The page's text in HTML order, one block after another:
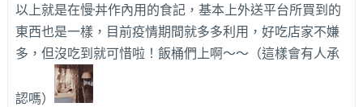
以上就是在慢·丼作內用的食記，基本上外送平台所買到的
東西也是一樣，目前疫情期間就多多利用，好吃店家不嫌
多，但沒吃到就可惜啦！飯桶們上啊～～（這樣會有人承
認嗎）